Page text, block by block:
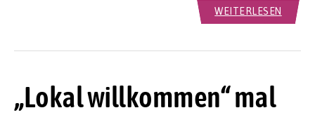
WEITERLESEN
„Lokal willkommen“ mal